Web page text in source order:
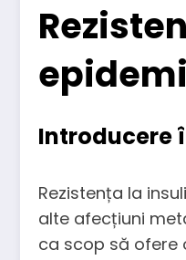
Introducere
Rezistența la
alte afecțiuni
ca scop să ofere